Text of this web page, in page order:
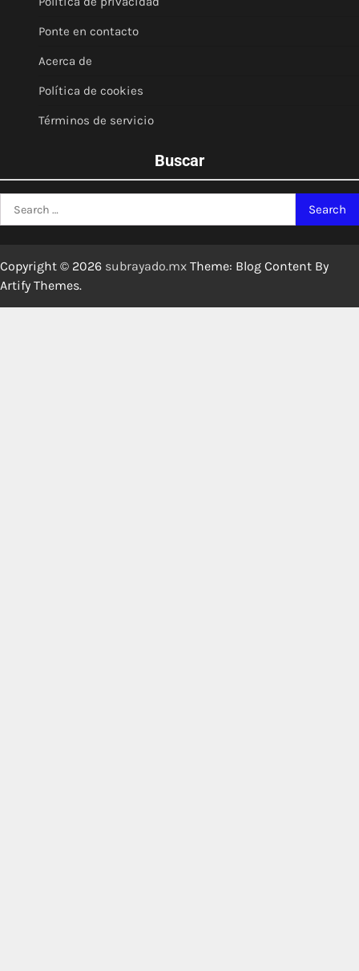
Ponte en contacto
Acerca de
Política de cookies
Términos de servicio
Buscar
for:
Copyright © 2026 subrayado.mx Theme: Blog Content By
Artify Themes.